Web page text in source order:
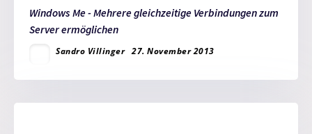
Windows Me - Mehrere gleichzeitige Verbindungen zum
Server ermöglichen
Sandro Villinger 27. November 2013